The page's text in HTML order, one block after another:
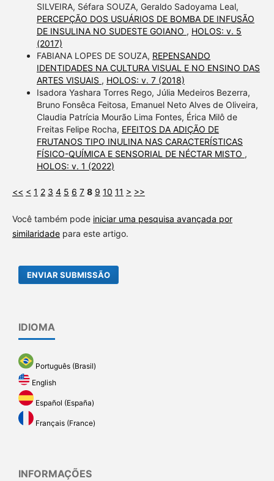
SILVEIRA, Séfara SOUZA, Geraldo Sadoyama Leal,
PERCEPÇÃO DOS USUÁRIOS DE BOMBA DE INFUSÃO
DE INSULINA NO SUDESTE GOIANO , HOLOS: v. 5
(2017)
FABIANA LOPES DE SOUZA, REPENSANDO
IDENTIDADES NA CULTURA VISUAL E NO ENSINO DAS
ARTES VISUAIS , HOLOS: v. 7 (2018)
Isadora Yashara Torres Rego, Júlia Medeiros Bezerra,
Bruno Fonsêca Feitosa, Emanuel Neto Alves de Oliveira,
Claudia Patrícia Mourão Lima Fontes, Érica Milô de
Freitas Felipe Rocha, EFEITOS DA ADIÇÃO DE
FRUTANOS TIPO INULINA NAS CARACTERÍSTICAS
FÍSICO-QUÍMICA E SENSORIAL DE NÉCTAR MISTO ,
HOLOS: v. 1 (2022)
<< < 1 2 3 4 5 6 7 8 9 10 11 > >>
Você também pode iniciar uma pesquisa avançada por
similaridadepara este artigo.
ENVIAR SUBMISSÃO
IDIOMA
Português (Brasil)
English
Español (España)
Français (France)
INFORMAÇÕES